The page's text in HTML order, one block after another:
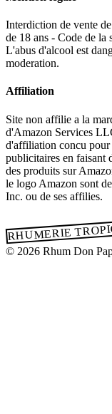
Interdiction de vente
de 18 ans - Code de
L'abus d'alcool est
moderation.
Affiliation
Site non affilie a la
d'Amazon Services
d'affiliation concu pour
publicitaires en faisant
des produits sur
le logo Amazon sont
Inc. ou de ses affilies.
RHUMERIE
© 2026 Rhum Don